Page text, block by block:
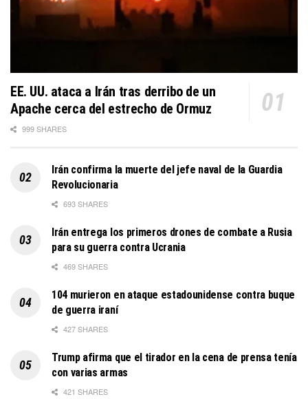
EE. UU. ataca a Irán tras derribo de un
Apache cerca del estrecho de Ormuz
999 SHARES
Irán confirma la muerte del jefe naval de la Guardia
Revolucionaria
693 SHARES
Irán entrega los primeros drones de combate a Rusia
para su guerra contra Ucrania
469 SHARES
104 murieron en ataque estadounidense contra buque
de guerra iraní
427 SHARES
Trump afirma que el tirador en la cena de prensa tenía
con varias armas
421 SHARES